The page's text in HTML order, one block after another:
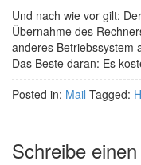
Und nach wie vor gilt:
Übernahme des
anderes Betriebssystem
Das Beste daran: Es
Posted in: Mail Tagged:
Schreibe